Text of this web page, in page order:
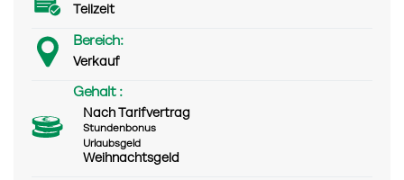
Teilzeit
Bereich:
Verkauf
Gehalt :
Nach Tarifvertrag
Stundenbonus
Urlaubsgeld
Weihnachtsgeld